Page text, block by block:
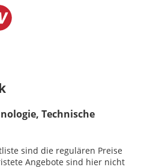
Technische
sind die regulären Preise
Angebote sind hier nicht